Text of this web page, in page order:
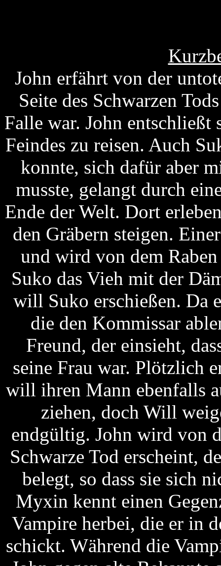
John erfährt von der
Seite des Schwarzen
Falle war. John
Feindes zu reisen. Auch
konnte, sich dafür aber
musste, gelangt durch
Ende der Welt. Dort
den Gräbern steigen.
und wird von dem
Suko das Vieh mit der
will Suko erschießen. Da
die den Kommissar
Freund, der einsieht,
seine Frau war. Plötzlich
will ihren Mann ebenfalls
ziehen, doch Will
endgültig. John wird von
Schwarze Tod erscheint,
belegt, so dass sie sich
Myxin kennt einen
Vampire herbei, die er in
schickt. Während die